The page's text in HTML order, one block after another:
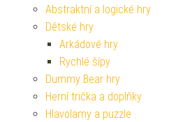
Abstraktní a logické hry
Dětské hry
Arkádové hry
Rychlé šípy
Dummy Bear hry
Herní trička a doplňky
Hlavolamy a puzzle